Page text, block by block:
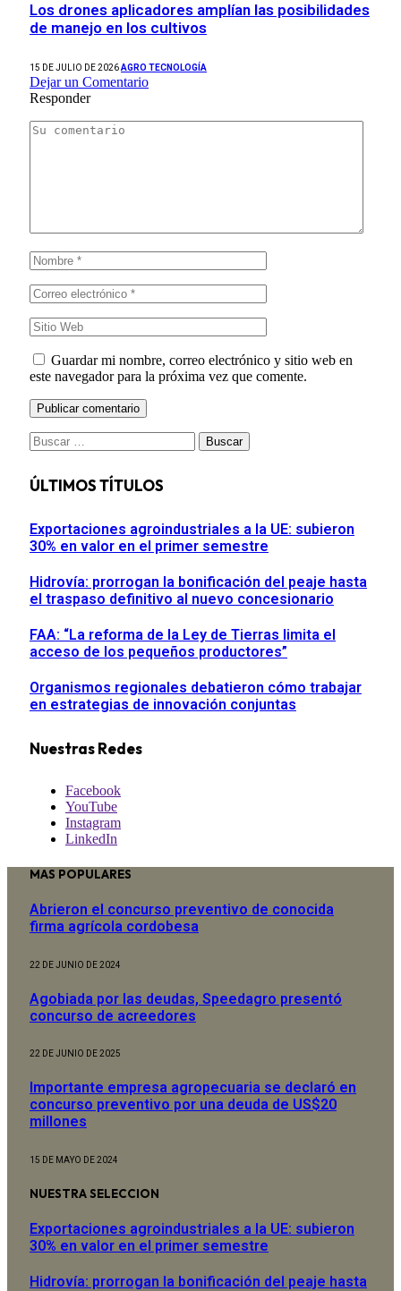
Los drones aplicadores amplían las posibilidades
de manejo en los cultivos
15 DE JULIO DE 2026AGRO TECNOLOGÍA
Dejar un Comentario
Responder
Guardar mi nombre, correo electrónico y sitio web en
este navegador para la próxima vez que comente.
Buscar:
ÚLTIMOS TÍTULOS
Exportaciones agroindustriales a la UE: subieron
30% en valor en el primer semestre
Hidrovía: prorrogan la bonificación del peaje hasta
el traspaso definitivo al nuevo concesionario
FAA: “La reforma de la Ley de Tierras limita el
acceso de los pequeños productores”
Organismos regionales debatieron cómo trabajar
en estrategias de innovación conjuntas
Nuestras Redes
Facebook
YouTube
Instagram
LinkedIn
MAS POPULARES
Abrieron el concurso preventivo de conocida
firma agrícola cordobesa
22 DE JUNIO DE 2024
Agobiada por las deudas, Speedagro presentó
concurso de acreedores
22 DE JUNIO DE 2025
Importante empresa agropecuaria se declaró en
concurso preventivo por una deuda de US$20
millones
15 DE MAYO DE 2024
NUESTRA SELECCION
Exportaciones agroindustriales a la UE: subieron
30% en valor en el primer semestre
Hidrovía: prorrogan la bonificación del peaje hasta